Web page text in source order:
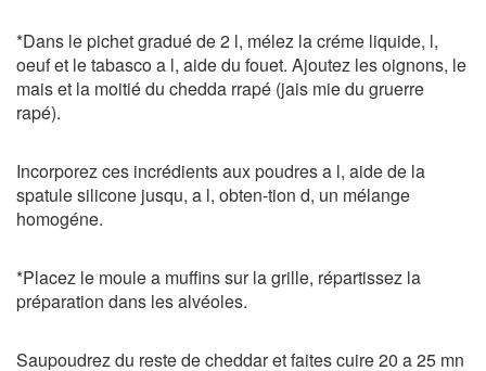
*Dans le pichet gradué de 2 l, mélez la créme liquide, l,
oeuf et le tabasco a l, aide du fouet. Ajoutez les oignons, le
mais et la moitié du chedda rrapé (jais mie du gruerre
rapé).
Incorporez ces incrédients aux poudres a l, aide de la
spatule silicone jusqu, a l, obten-tion d, un mélange
homogéne.
*Placez le moule a muffins sur la grille, répartissez la
préparation dans les alvéoles.
Saupoudrez du reste de cheddar et faites cuire 20 a 25 mn